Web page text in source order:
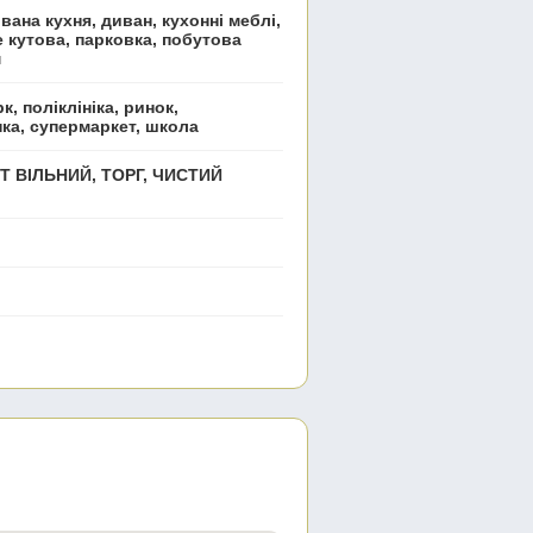
кухня, диван, кухонні меблі,
кутова, парковка, побутова
поліклініка, ринок,
супермаркет, школа
ВІЛЬНИЙ, ТОРГ, ЧИСТИЙ